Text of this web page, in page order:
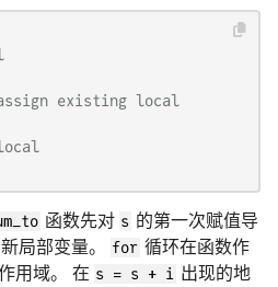
existing local
函数先对 s 的第一次赋值导
局部变量。 for 循环在函数作
用域。 在 s = s + i
出现的地